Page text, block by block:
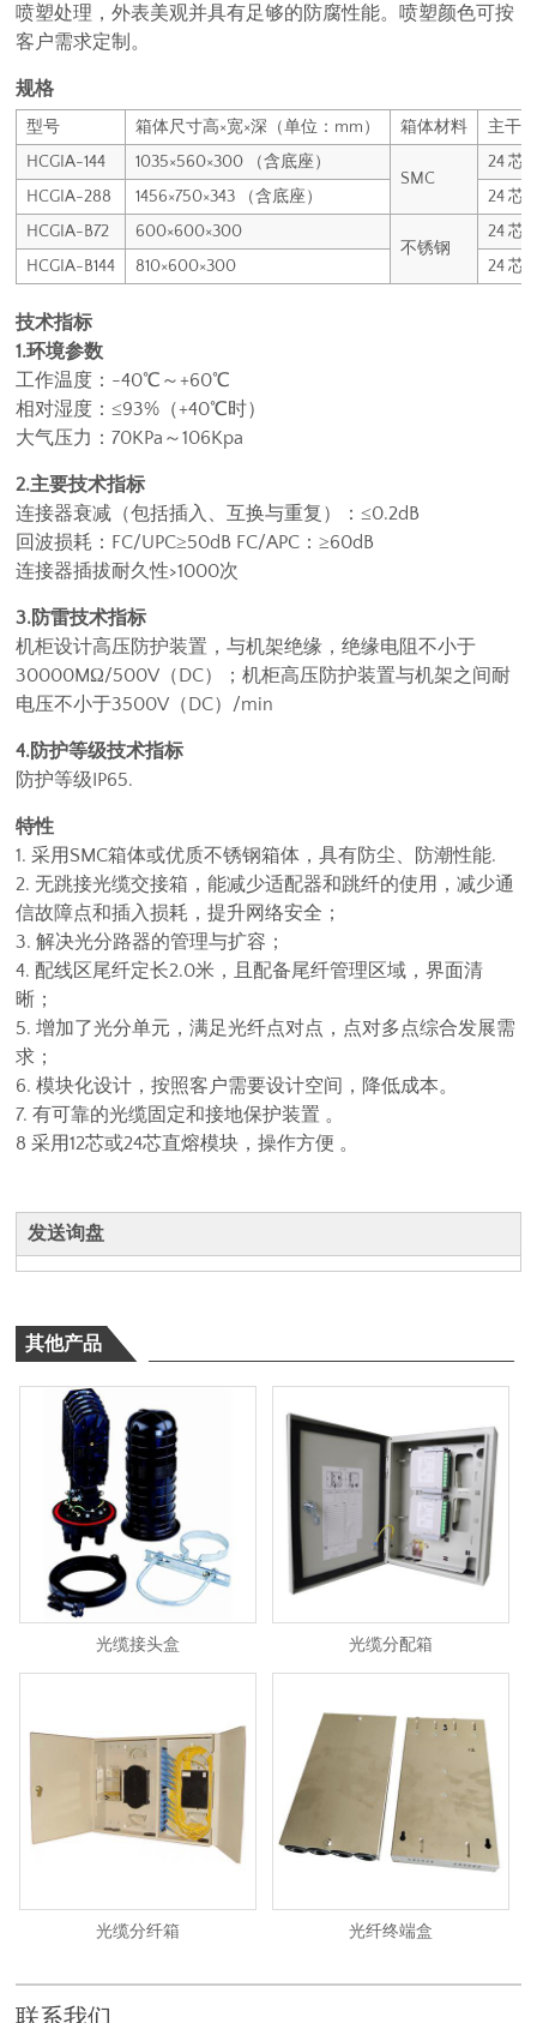
喷塑处理，外表美观并具有足够的防腐性能。喷塑颜色可按
客户需求定制。
规格
型号 箱体尺寸高×宽×深（单位：mm） 箱体材料
主干
HCGIA-144
1035×560×300 （含底座）
SMC
24 芯
HCGIA-288
1456×750×343 （含底座）
24 芯
HCGIA-B72
600×600×300
不锈钢
24 芯
HCGIA-B144
810×600×300 24 芯
技术指标
1.环境参数
工作温度：-40℃～+60℃
相对湿度：≤93%（+40℃时）
大气压力：70KPa～106Kpa
2.主要技术指标
连接器衰减（包括插入、互换与重复）：≤0.2dB
回波损耗：FC/UPC≥50dB FC/APC：≥60dB
连接器插拔耐久性>1000次
3.防雷技术指标
机柜设计高压防护装置，与机架绝缘，绝缘电阻不小于
30000MΩ/500V（DC）；机柜高压防护装置与机架之间耐
电压不小于3500V（DC）/min
4.防护等级技术指标
防护等级IP65.
特性
1. 采用SMC箱体或优质不锈钢箱体，具有防尘、防潮性能.
2. 无跳接光缆交接箱，能减少适配器和跳纤的使用，减少通
信故障点和插入损耗，提升网络安全；
3. 解决光分路器的管理与扩容；
4. 配线区尾纤定长2.0米，且配备尾纤管理区域，界面清
晰；
5. 增加了光分单元，满足光纤点对点，点对多点综合发展需
求；
6. 模块化设计，按照客户需要设计空间，降低成本。
7. 有可靠的光缆固定和接地保护装置 。
8 采用12芯或24芯直熔模块，操作方便 。
发送询盘
其他产品
光缆接头盒 光缆分配箱
光缆分纤箱 光纤终端盒